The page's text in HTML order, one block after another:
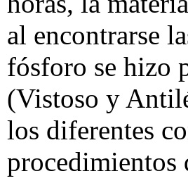
al encontrarse
fósforo se hizo
(Vistoso y
los diferentes
procedimientos